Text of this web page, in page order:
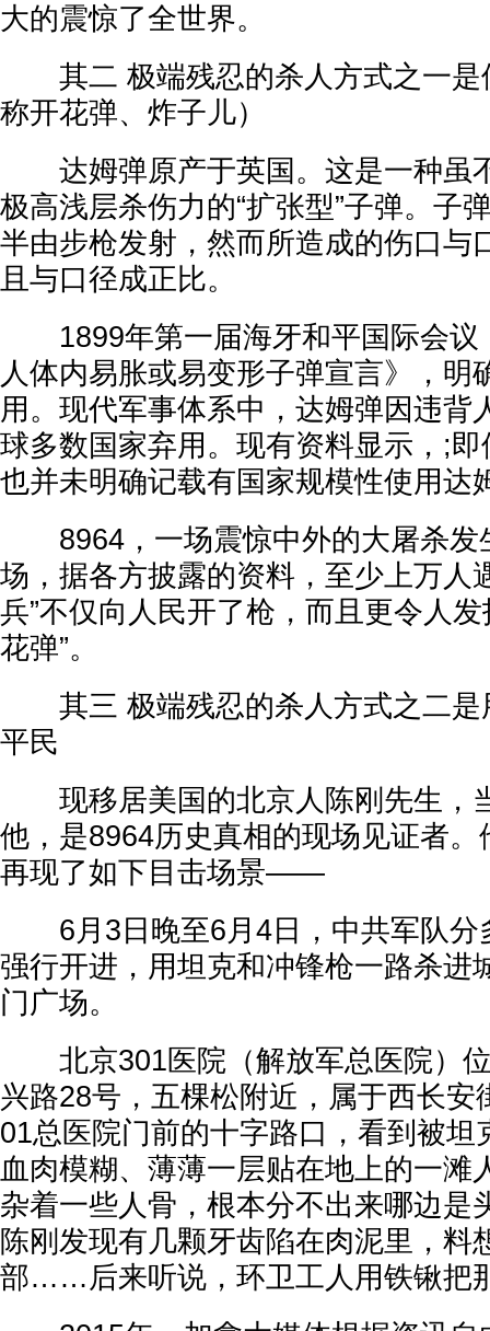
大的震惊了全世界。
其二 极端残忍的杀人方式之一是
称开花弹、炸子儿）
达姆弹原产于英国。这是一种虽
极高浅层杀伤力的“扩张型”子弹。子
半由步枪发射，然而所造成的伤口与
且与口径成正比。
1899年第一届海牙和平国际会议
人体内易胀或易变形子弹宣言》，明
用。现代军事体系中，达姆弹因违背
球多数国家弃用。现有资料显示，;
也并未明确记载有国家规模性使用达
8964，一场震惊中外的大屠杀发
场，据各方披露的资料，至少上万人
兵”不仅向人民开了枪，而且更令人
花弹”。
其三 极端残忍的杀人方式之二是
平民
现移居美国的北京人陈刚先生，
他，是8964历史真相的现场见证者
再现了如下目击场景——
6月3日晚至6月4日，中共军队分
强行开进，用坦克和冲锋枪一路杀进
门广场。
北京301医院（解放军总医院）位
兴路28号，五棵松附近，属于西长安
01总医院门前的十字路口，看到被坦
血肉模糊、薄薄一层贴在地上的一滩
杂着一些人骨，根本分不出来哪边是
陈刚发现有几颗牙齿陷在肉泥里，料
部……后来听说，环卫工人用铁锹把